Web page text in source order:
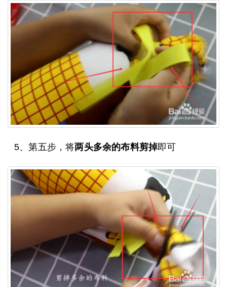
5、第五步，将两头多余的布料剪掉即可